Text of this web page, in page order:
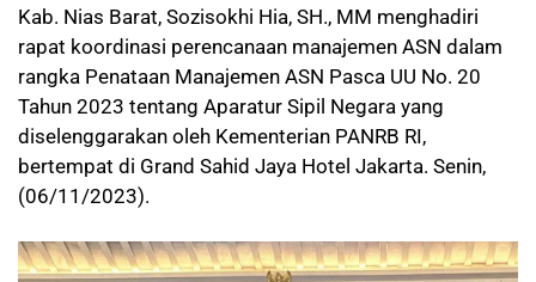
Kab. Nias Barat, Sozisokhi Hia, SH., MM menghadiri
rapat koordinasi perencanaan manajemen ASN dalam
rangka Penataan Manajemen ASN Pasca UU No. 20
Tahun 2023 tentang Aparatur Sipil Negara yang
diselenggarakan oleh Kementerian PANRB RI,
bertempat di Grand Sahid Jaya Hotel Jakarta. Senin,
(06/11/2023).